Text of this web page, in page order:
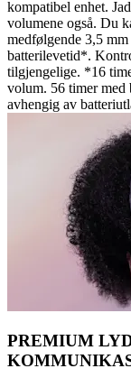
kompatibel enhet.
volumene også. Du
medfølgende 3,5
batterilevetid*.
tilgjengelige. *16
volum. 56 timer med
avhengig av
PREMIUM